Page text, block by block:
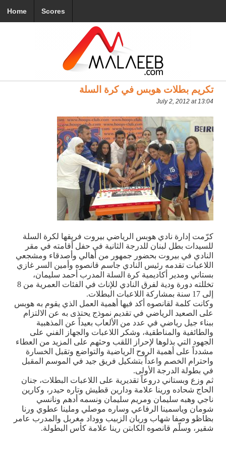
Home Scores
تكريم بطلات هوبس في كرة السلة
July 2, 2012 at 13:04
كرّمت إدارة نادي هوبس الرياضي بيروت فريقها لكرة السلة
للسيدات بطل لبنان للدرجة الثانية في حفل أقامته في مقر
النادي في بيروت بحضور جمهور من أهالي وأصدقاء ومشجعي
اللاعبات تقدمه رئيس النادي جاسم قانصوه وأمين السر غازي
بستاني ومدير أكاديمية كرة السلة المدرب أحمد سليمان،
تخللته دورة ودية لفرق النادي للإناث في الفئات العمرية من 8
إلى 17 سنة بمشاركة اللاعبات البطلات
.
وكانت كلمة لقانصوه أكد فيها أهمية العمل الذي يقوم به هوبس
على الصعيد الرياضي في تقديم نموذج يحتذى به عن الالتزام
ببناء جيل رياضي في عدد من الألعاب بعيداً عن المذهبية
والطائفية والمناطقية، وشكر اللاعبات والجهاز الفني على
الجهود التي بذلوها لإحراز اللقب وحثهم على المزيد من العطاء
مشدداً على أهمية الروح الرياضية والتواضع وتقبل الخسارة
واحترام الخصم واعداً بتشكيل فريق جيد في الموسم المقبل
في بطولة الدرجة الأولى.
ثم وزع وبستاني دروعاً تقديرية على اللاعبات البطلات، جنان
الحاج شحاده ورينا علامة ودارين قطيش وتاره حيدر، وكارين
ناجي وهبه سليمان ومريم سليمان ونسمه أدهم ونانسي
شومان وياسمينا الرفاعي وساره موصلي وملينا عطوي ورنا
بظاظو وصفا شهاب وريان الزبيب ووداد مغربل والمدرب عامر
شقير، وسلّم قانصوه الكابتن رينا علامة كأس البطولة.